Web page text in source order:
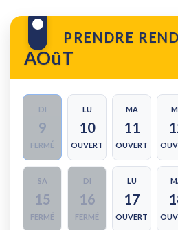
PRENDRE
AOûT
DI
9
FERMÉ
LU
10
OUVERT
MA
11
OUVERT
SA
15
FERMÉ
DI
16
FERMÉ
LU
17
OUVERT